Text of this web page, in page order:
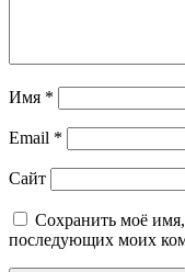
Имя *
Email *
Сайт
Сохранить моё имя,
последующих моих